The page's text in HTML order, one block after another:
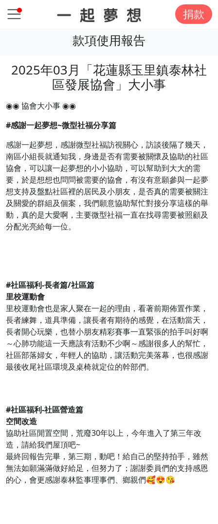
捐款
款項使用報告
2025年03月「花蓮縣玉里鎮泰林社
區發展協會」大小事
◉◉ 協會大小事 ◉◉
#感謝一起夢想~微型社福分享篇
感謝一起夢想，感謝微型社福訪視關心，訪談後隔了幾天，
南區小組長就通知我，身邊是否有需要被關懷及協助的社區
協會，可以讓一起夢想的小小協助，可以幫助到大大的需
要，於是想想也問問被需要的協會，有沒有意願參與一起夢
想支持及盤點社區裡的居民及小朋友，是否真的需要被關注
及關愛的群組及個案，我們願意協助幫忙對接分享這樣的舉
動，真的是大愛啊，主要微型社福一直在找尋需要被照顧及
分配光亮給每一位。
#社區福利-長者篇/社區篇
里校運動會
里校運動會也是家人聚在一起的理由，看著前期佈置作業，
長者練舞，道具準備，讓長者有期待的感覺，在活動當天，
長者開心玩樂，也替小朋友精彩賽事一直緊張的拍手叫好啊
～心肺功能這一天應該有活動不少啊～感謝很多人的幫忙，
社區部落婦女，年輕人的協助，讓活動完美落幕，也很感謝
最後收尾社區環境及桌椅就定位的幹部們。
#社區福利-社區營造篇
空間改造
協助社區閒置空間，荒廢30年以上，今年進入了第三年改
造，請給我們屋頂吧~
最終回報告完畢，第三期，動吧！給自己的堅持拍手，雖然
無法如願滿滿做好給足，但努力了；謝謝委員們的支持感恩
的心，會更感謝泰林監事理事們、鄉親們🥰😍😘